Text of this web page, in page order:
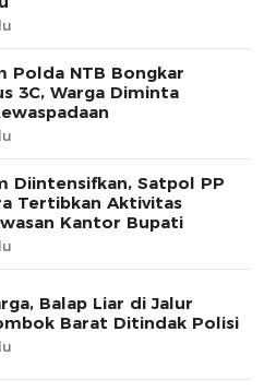
Polda NTB Bongkar
3C, Warga Diminta
Diintensifkan, Satpol PP
Tertibkan Aktivitas
Kantor Bupati
Balap Liar di Jalur
Barat Ditindak Polisi